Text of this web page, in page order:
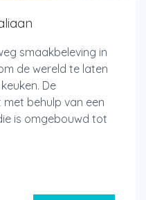
smaakbeleving in
de wereld te laten
De
behulp van een
is omgebouwd tot